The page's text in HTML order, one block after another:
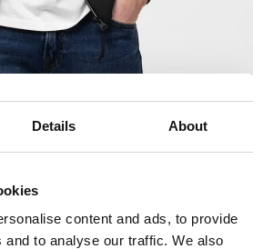
Details About
content and ads, to provide
and to analyse our traffic. We also
Z KAPTUREM ATHLETIC